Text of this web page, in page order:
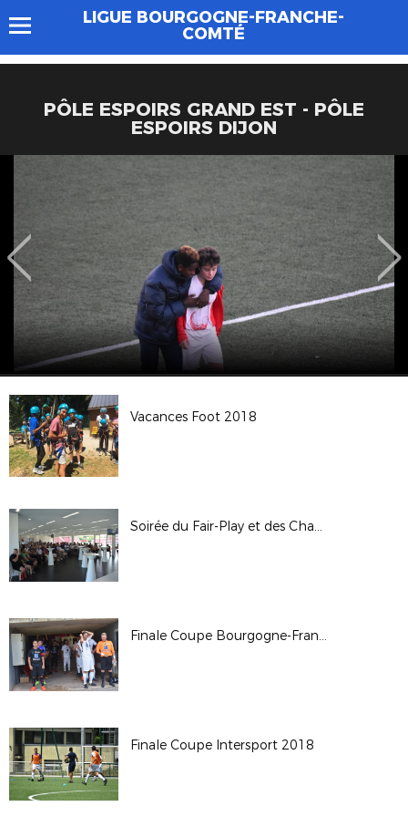
LIGUE BOURGOGNE-FRANCHE-
COMTÉ
PÔLE ESPOIRS GRAND EST - PÔLE
ESPOIRS DIJON
Vacances Foot 2018
Soirée du Fair-Play et des Champions 2018
Finale Coupe Bourgogne-Franche-Comté Séniors 2018
Finale Coupe Intersport 2018